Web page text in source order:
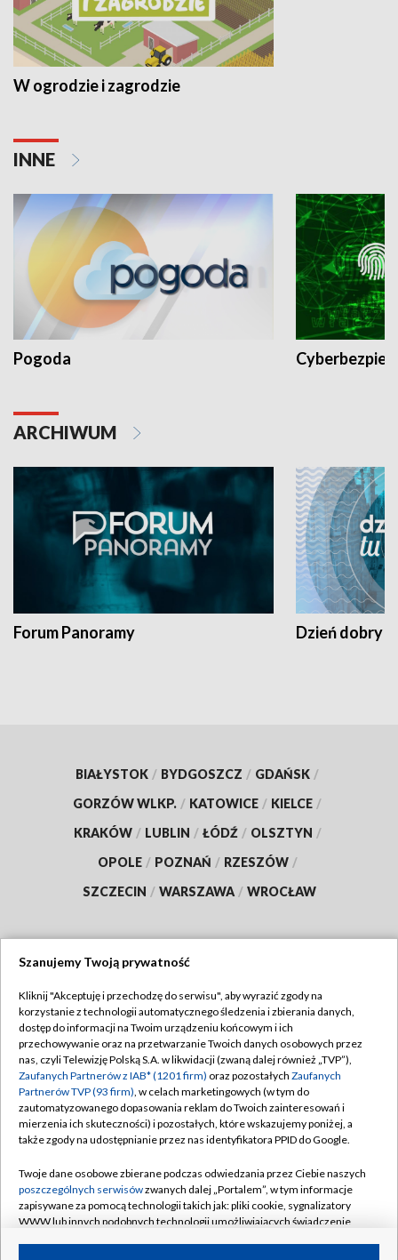
W ogrodzie i zagrodzie
INNE
Pogoda
ARCHIWUM
Forum Panoramy Dzień dobry
BIAŁYSTOK / BYDGOSZCZ / GDAŃSK /
GORZÓW WLKP. / KATOWICE / KIELCE /
KRAKÓW / LUBLIN / ŁÓDŹ / OLSZTYN /
OPOLE / POZNAŃ / RZESZÓW /
SZCZECIN / WARSZAWA / WROCŁAW
TVP
Abonament TVP
Emisja w TVP
Centrum informacji TVP
Naziemna Telewizja Cyfrowa
Rada Programowa
System NOS
Informacje o nadawcy
Regulamin TVP
Polityka prywatności
Moje zgody
Pomoc
Kontakt
Kanały
Szanujemy Twoją prywatność
Kliknij "Akceptuję i przechodzę do serwisu", aby wyrazić zgody na
korzystanie z technologii automatycznego śledzenia i zbierania danych,
dostęp do informacji na Twoim urządzeniu końcowym i ich
przechowywanie oraz na przetwarzanie Twoich danych osobowych przez
nas, czyli Telewizję Polską S.A. w likwidacji (zwaną dalej również „TVP”),
Zaufanych Partnerów z IAB* (1201 firm) oraz pozostałych Zaufanych
Partnerów TVP (93 firm), w celach marketingowych (w tym do
zautomatyzowanego dopasowania reklam do Twoich zainteresowań i
mierzenia ich skuteczności) i pozostałych, które wskazujemy poniżej, a
także zgody na udostępnianie przez nas identyfikatora PPID do Google.
Twoje dane osobowe zbierane podczas odwiedzania przez Ciebie naszych
poszczególnych serwisówzwanych dalej „Portalem”, w tym informacje
zapisywane za pomocą technologii takich jak: pliki cookie, sygnalizatory
WWW lub innych podobnych technologii umożliwiających świadczenie